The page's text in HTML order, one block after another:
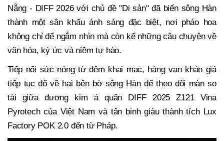
Nẵng - DIFF 2026 với chủ đề "Di sản" đã biến sông Hàn
thành một sân khấu ánh sáng đặc biệt, nơi pháo hoa
không chỉ để ngắm nhìn mà còn kể những câu chuyện về
văn hóa, ký ức và niềm tự hào.
Tiếp nối sức nóng từ đêm khai mạc, hàng vạn khán giả
tiếp tục đổ về hai bên bờ sông Hàn để theo dõi màn so
tài giữa đương kim á quân DIFF 2025 Z121 Vina
Pyrotech của Việt Nam và tân binh giàu thành tích Lux
Factory POK 2.0 đến từ Pháp.